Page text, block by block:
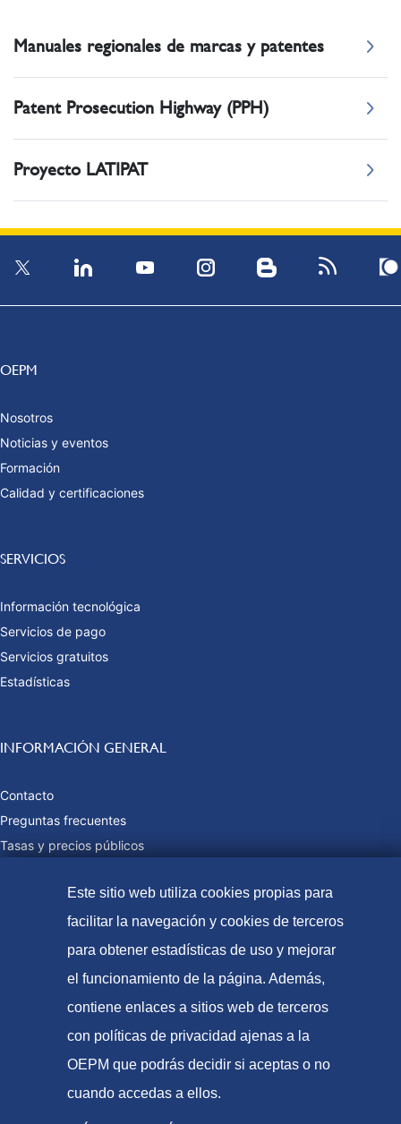
Manuales regionales de marcas y patentes
Patent Prosecution Highway (PPH)
Proyecto LATIPAT
OEPM
Nosotros
Noticias y eventos
Formación
Calidad y certificaciones
SERVICIOS
Información tecnológica
Servicios de pago
Servicios gratuitos
Estadísticas
INFORMACIÓN GENERAL
Contacto
Preguntas frecuentes
Tasas y precios públicos
© Oficina Española de Patentes y Marcas, 2023
Accesibilidad
Aviso Legal
Política de Cookies
Protección de datos
Este sitio web utiliza cookies propias para
facilitar la navegación y cookies de terceros
para obtener estadísticas de uso y mejorar
el funcionamiento de la página. Además,
contiene enlaces a sitios web de terceros
con políticas de privacidad ajenas a la
OEPM que podrás decidir si aceptas o no
cuando accedas a ellos.